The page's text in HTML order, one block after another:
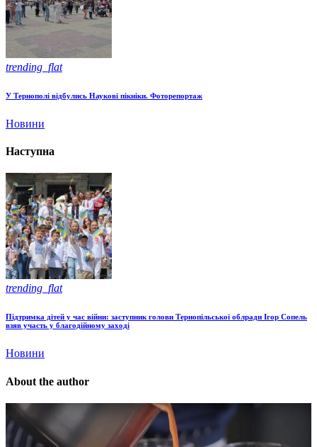
trending_flat
У Тернополі відбулись Наукові пікніки. Фоторепортаж
Новини
Наступна
trending_flat
Підтримка дітей у час війни: заступник голови Тернопільської облради Ігор Сопель
взяв участь у благодійному заході
Новини
About the author